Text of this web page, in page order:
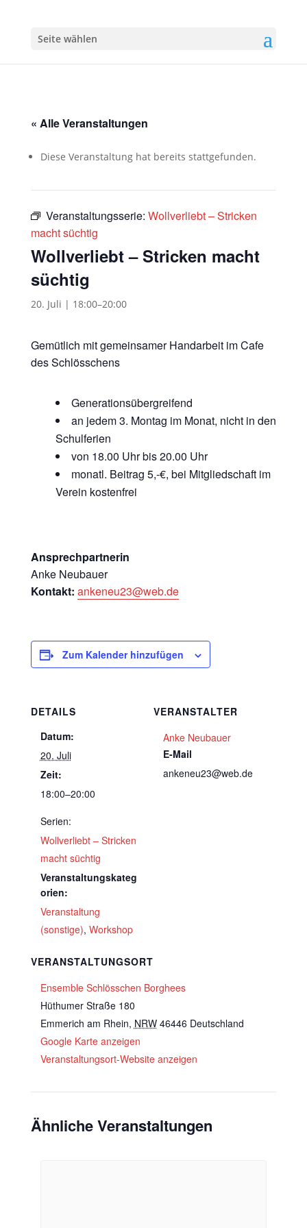
Seite wählen
« Alle Veranstaltungen
Diese Veranstaltung hat bereits stattgefunden.
Veranstaltungsserie: Wollverliebt – Stricken
macht süchtig
Wollverliebt – Stricken macht
süchtig
20. Juli | 18:00–20:00
Gemütlich mit gemeinsamer Handarbeit im Cafe
des Schlösschens
Generationsübergreifend
an jedem 3. Montag im Monat, nicht in den
Schulferien
von 18.00 Uhr bis 20.00 Uhr
monatl. Beitrag 5,-€, bei Mitgliedschaft im
Verein kostenfrei
Ansprechpartnerin
Anke Neubauer
Kontakt: ankeneu23@web.de
Zum Kalender hinzufügen
DETAILS
Datum:
20. Juli
Zeit:
18:00–20:00
Serien:
Wollverliebt – Stricken
macht süchtig
Veranstaltungskateg
orien:
Veranstaltung
(sonstige), Workshop
VERANSTALTUNGSORT
Ensemble Schlösschen Borghees
Hüthumer Straße 180
Emmerich am Rhein, NRW 46446 Deutschland
Google Karte anzeigen
Veranstaltungsort-Website anzeigen
VERANSTALTER
Anke Neubauer
E-Mail
ankeneu23@web.de
Ähnliche Veranstaltungen